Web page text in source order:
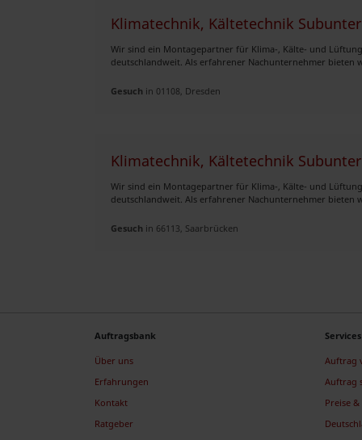
Klimatechnik, Kältetechnik
Wir sind ein Montagepartner für Klima-, Kälte- und
deutschlandweit. Als erfahrener Nachunternehmer bieten
Gesuch in 01108, Dresden
Klimatechnik, Kältetechnik
Wir sind ein Montagepartner für Klima-, Kälte- und
deutschlandweit. Als erfahrener Nachunternehmer bieten
Gesuch in 66113, Saarbrücken
Auftragsbank
Über uns
Erfahrungen
Kontakt
Ratgeber
Services
Auftrag
Auftrag
Preise